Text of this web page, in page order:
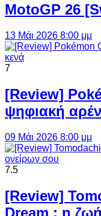
MotoGP 26
13 Μάι 2026 8:00 μμ
7
[Review]
ψηφιακή
09 Μάι 2026 8:00 μμ
7.5
[Review]
Dream : η